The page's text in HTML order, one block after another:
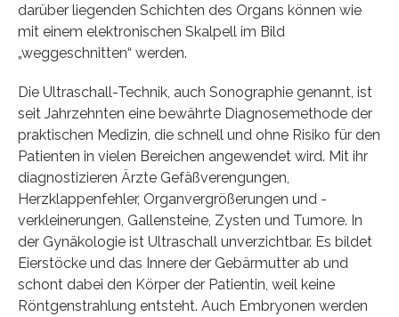
darüber liegenden Schichten des Organs können wie
mit einem elektronischen Skalpell im Bild
„weggeschnitten“ werden.
Die Ultraschall-Technik, auch Sonographie genannt, ist
seit Jahrzehnten eine bewährte Diagnosemethode der
praktischen Medizin, die schnell und ohne Risiko für den
Patienten in vielen Bereichen angewendet wird. Mit ihr
diagnostizieren Ärzte Gefäßverengungen,
Herzklappenfehler, Organvergrößerungen und -
verkleinerungen, Gallensteine, Zysten und Tumore. In
der Gynäkologie ist Ultraschall unverzichtbar. Es bildet
Eierstöcke und das Innere der Gebärmutter ab und
schont dabei den Körper der Patientin, weil keine
Röntgenstrahlung entsteht. Auch Embryonen werden